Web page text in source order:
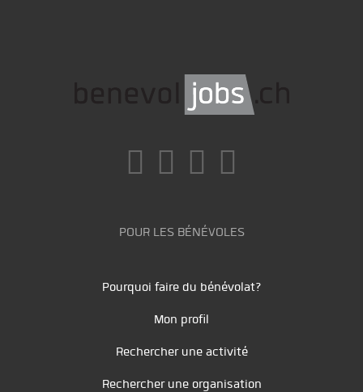
POUR LES BÉNÉVOLES
Pourquoi faire du bénévolat?
Mon profil
Rechercher une activité
Rechercher une organisation